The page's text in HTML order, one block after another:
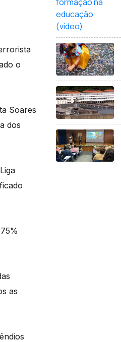
o
Soares
dos
as